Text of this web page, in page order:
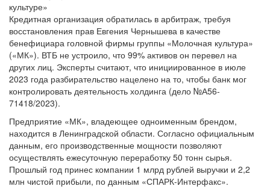
Кредитная организация обратилась в арбитраж, требуя
восстановления прав Евгения Чернышева в качестве
бенефициара головной фирмы группы «Молочная культура»
(«МК»). ВТБ не устроило, что 99% активов он перевел на
других лиц. Эксперты считают, что инициированное в июле
2023 года разбирательство нацелено на то, чтобы банк мог
контролировать деятельность холдинга (дело №А56-
71418/2023).
Предприятие «МК», владеющее одноименным брендом,
находится в Ленинградской области. Согласно официальным
данным, его производственные мощности позволяют
осуществлять ежесуточную переработку 50 тонн сырья.
Прошлый год принес компании 1 млрд рублей выручки и 2,2
млн чистой прибыли, по данным «СПАРК-Интерфакс».